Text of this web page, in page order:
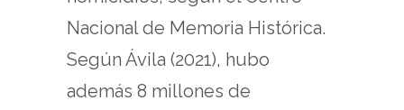
Nacional de Memoria Histórica.
Según Ávila (2021), hubo
además 8 millones de